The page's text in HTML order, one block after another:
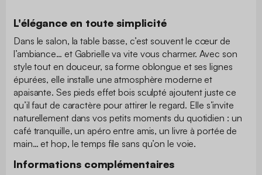
L'élégance en toute simplicité
Dans le salon, la table basse, c’est souvent le cœur de
l’ambiance… et Gabrielle va vite vous charmer. Avec son
style tout en douceur, sa forme oblongue et ses lignes
épurées, elle installe une atmosphère moderne et
apaisante. Ses pieds effet bois sculpté ajoutent juste ce
qu’il faut de caractère pour attirer le regard. Elle s’invite
naturellement dans vos petits moments du quotidien : un
café tranquille, un apéro entre amis, un livre à portée de
main… et hop, le temps file sans qu’on le voie.
Informations complémentaires